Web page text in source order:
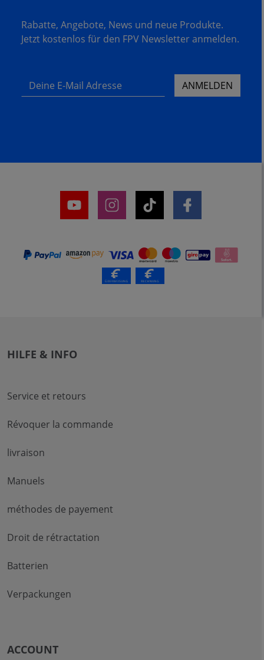
Rabatte, Angebote, News und neue Produkte.
Jetzt kostenlos für den FPV Newsletter anmelden.
Deine E-Mail Adresse ANMELDEN
HILFE & INFO
Service et retours
Révoquer la commande
livraison
Manuels
méthodes de payement
Droit de rétractation
Batterien
Verpackungen
ACCOUNT